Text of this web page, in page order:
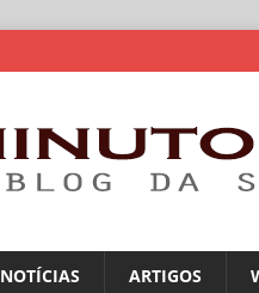
NOTÍCIAS ARTIGOS